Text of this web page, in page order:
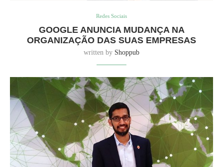
Redes Sociais
GOOGLE ANUNCIA MUDANÇA NA
ORGANIZAÇÃO DAS SUAS EMPRESAS
written by Shoppub